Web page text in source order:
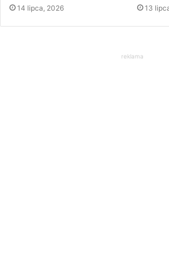
14 lipca, 2026 13
reklama